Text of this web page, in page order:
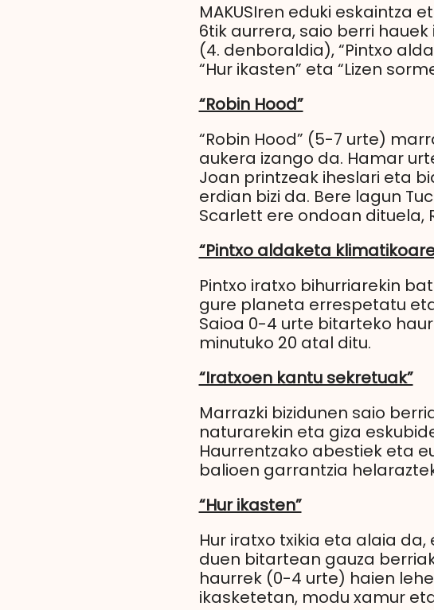
MAKUSIren eduki eskaintza
6tik aurrera, saio berri
(4. denboraldia), “Pintxo
“Hur ikasten” eta “Lizen
“Robin Hood”
“Robin Hood” (5-7 urte)
aukera izango da. Hamar
Joan printzeak iheslari eta
erdian bizi da. Bere lagun
Scarlett ere ondoan dituela,
“Pintxo aldaketa
Pintxo iratxo bihurriarekin
gure planeta errespetatu
Saioa 0-4 urte bitarteko
minutuko 20 atal ditu.
“Iratxoen kantu sekretuak”
Marrazki bizidunen saio
naturarekin eta giza
Haurrentzako abestiek eta
balioen garrantzia
“Hur ikasten”
Hur iratxo txikia eta alaia
duen bitartean gauza
haurrek (0-4 urte) haien
ikasketetan, modu xamur